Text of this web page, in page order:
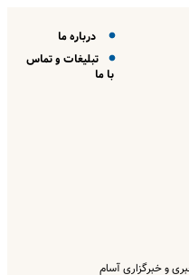
درباره ما
تبلیغات و تماس
با ما
و خبرگزاری آسام